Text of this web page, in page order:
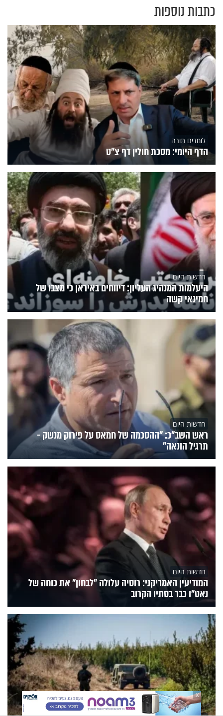
כתבות נוספות
לומדים תורה
הדף היומי: מסכת חולין דף צ"ט
חדשות היום
היעלמות המנהיג העליון: דיווחים באיראן כי מצבו של
חמינאי קשה
חדשות היום
ראש השב"כ: "ההסכמה של חמאס על פירוק מנשק -
תרגיל הונאה"
חדשות היום
המודיעין האמריקני: רוסיה עלולה "לבחון" את כוחה של
נאט"ו כבר בסתיו הקרוב
X